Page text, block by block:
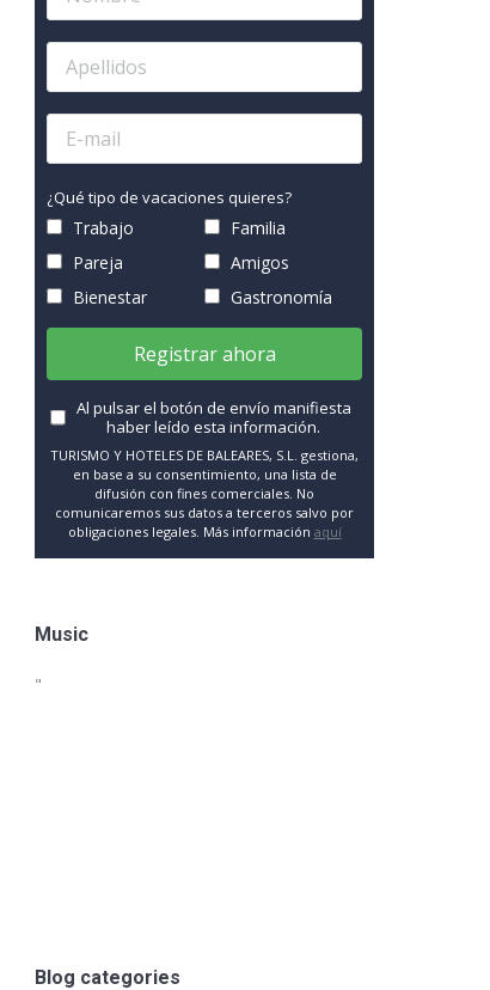
¿Qué tipo de vacaciones quieres?
Trabajo
Familia
Pareja
Amigos
Bienestar
Gastronomía
Registrar ahora
Al pulsar el botón de envío manifiesta
haber leído esta información.
TURISMO Y HOTELES DE BALEARES, S.L. gestiona,
en base a su consentimiento, una lista de
difusión con fines comerciales. No
comunicaremos sus datos a terceros salvo por
obligaciones legales. Más información aquí
Music
"
Blog categories